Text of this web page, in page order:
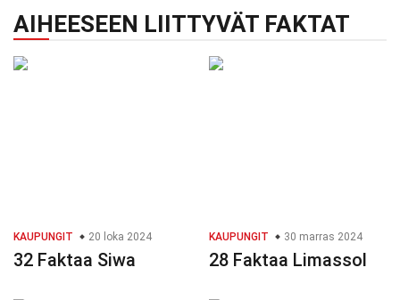
AIHEESEEN LIITTYVÄT FAKTAT
KAUPUNGIT 20 loka 2024
32 Faktaa Siwa
KAUPUNGIT 30 marras 2024
28 Faktaa Limassol